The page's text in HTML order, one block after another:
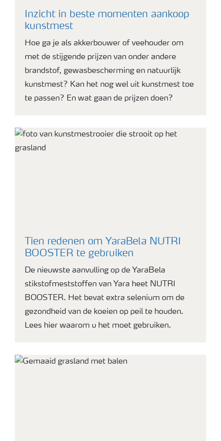
Inzicht in beste momenten aankoop
kunstmest
Hoe ga je als akkerbouwer of veehouder om
met de stijgende prijzen van onder andere
brandstof, gewasbescherming en natuurlijk
kunstmest? Kan het nog wel uit kunstmest toe
te passen? En wat gaan de prijzen doen?
Tien redenen om YaraBela NUTRI
BOOSTER te gebruiken
De nieuwste aanvulling op de YaraBela
stikstofmeststoffen van Yara heet NUTRI
BOOSTER. Het bevat extra selenium om de
gezondheid van de koeien op peil te houden.
Lees hier waarom u het moet gebruiken.